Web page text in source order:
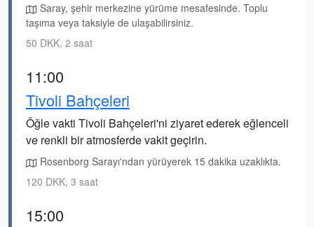
Saray, şehir merkezine yürüme mesafesinde. Toplu
taşıma veya taksiyle de ulaşabilirsiniz.
50 DKK, 2 saat
11:00
Tivoli Bahçeleri
Öğle vakti Tivoli Bahçeleri'ni ziyaret ederek eğlenceli
ve renkli bir atmosferde vakit geçirin.
Rosenborg Sarayı'ndan yürüyerek 15 dakika uzaklıkta.
120 DKK, 3 saat
15:00